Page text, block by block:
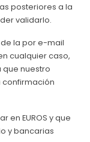
posteriores a la
validarlo.
la por e-mail
en cualquier caso,
nuestro
en EUROS y que
y bancarias